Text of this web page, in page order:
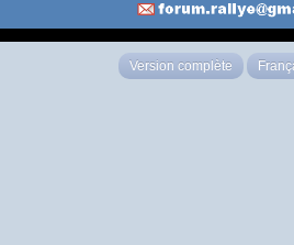
Version complète